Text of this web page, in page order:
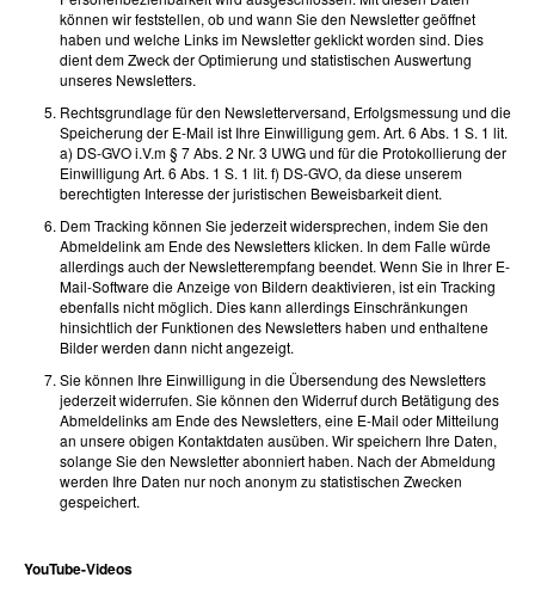
können wir feststellen, ob und wann Sie den Newsletter geöffnet
haben und welche Links im Newsletter geklickt worden sind. Dies
dient dem Zweck der Optimierung und statistischen Auswertung
unseres Newsletters.
Rechtsgrundlage für den Newsletterversand, Erfolgsmessung und die
Speicherung der E-Mail ist Ihre Einwilligung gem. Art. 6 Abs. 1 S. 1 lit.
a) DS-GVO i.V.m § 7 Abs. 2 Nr. 3 UWG und für die Protokollierung der
Einwilligung Art. 6 Abs. 1 S. 1 lit. f) DS-GVO, da diese unserem
berechtigten Interesse der juristischen Beweisbarkeit dient.
Dem Tracking können Sie jederzeit widersprechen, indem Sie den
Abmeldelink am Ende des Newsletters klicken. In dem Falle würde
allerdings auch der Newsletterempfang beendet. Wenn Sie in Ihrer E-
Mail-Software die Anzeige von Bildern deaktivieren, ist ein Tracking
ebenfalls nicht möglich. Dies kann allerdings Einschränkungen
hinsichtlich der Funktionen des Newsletters haben und enthaltene
Bilder werden dann nicht angezeigt.
Sie können Ihre Einwilligung in die Übersendung des Newsletters
jederzeit widerrufen. Sie können den Widerruf durch Betätigung des
Abmeldelinks am Ende des Newsletters, eine E-Mail oder Mitteilung
an unsere obigen Kontaktdaten ausüben. Wir speichern Ihre Daten,
solange Sie den Newsletter abonniert haben. Nach der Abmeldung
werden Ihre Daten nur noch anonym zu statistischen Zwecken
gespeichert.
YouTube-Videos